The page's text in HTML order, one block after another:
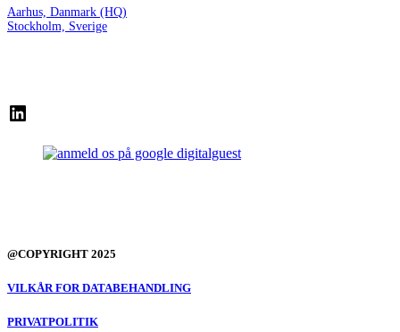
Aarhus, Danmark (HQ)
Stockholm, Sverige
LinkedIn
@COPYRIGHT 2025
VILKÅR FOR DATABEHANDLING
PRIVATPOLITIK